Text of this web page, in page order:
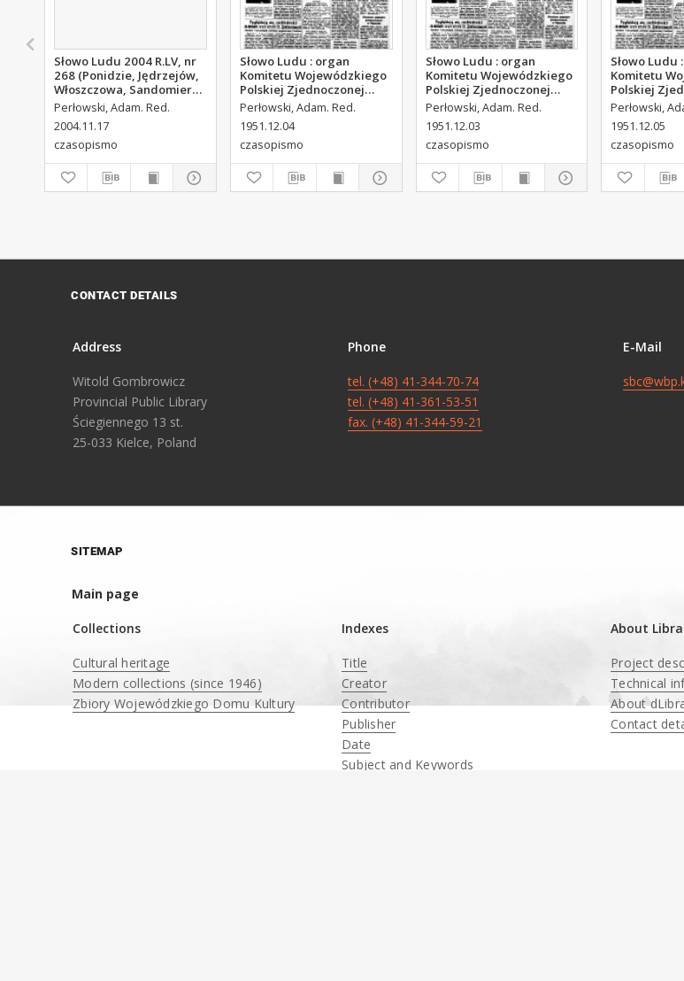
Słowo Ludu 2004 R.LV, nr
268 (Ponidzie, Jędrzejów,
Włoszczowa, Sandomierz,
Staszów, Opatów)
Perłowski, Adam. Red.
2004.11.17
czasopismo
Słowo Ludu : organ
Komitetu Wojewódzkiego
Polskiej Zjednoczonej
Partii Robotniczej, 1951,
R.3, nr 313
Perłowski, Adam. Red.
1951.12.04
czasopismo
Słowo Ludu : organ
Komitetu Wojewódzkiego
Polskiej Zjednoczonej
Partii Robotniczej, 1951,
R.3, nr 312
Perłowski, Adam. Red.
1951.12.03
czasopismo
Słowo Ludu
Komitetu
Polskiej
Partii
R.3, nr 314
Perłowski,
1951.12.05
czasopismo
CONTACT DETAILS
Address
Witold Gombrowicz
Provincial Public Library
Ściegiennego 13 st.
25-033 Kielce, Poland
Phone
tel. (+48) 41-344-70-74
tel. (+48) 41-361-53-51
fax. (+48) 41-344-59-21
E-Mail
SITEMAP
Main page
Collections
Cultural heritage
Modern collections (since 1946)
Zbiory Wojewódzkiego Domu Kultury
Indexes
Title
Creator
Contributor
Publisher
Date
Subject and Keywords
About
Project
Technical
About
Contact